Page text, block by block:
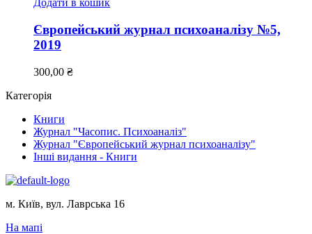
Додати в кошик
Європейський журнал психоаналізу №5,
2019
300,00 ₴
Категорія
Книги
Журнал "Часопис. Психоаналіз"
Журнал "Європейський журнал психоаналізу"
Інші видання - Книги
м. Київ, вул. Лаврська 16
На мапі